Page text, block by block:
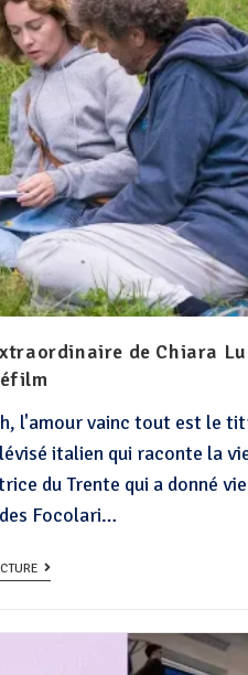
de Chiara
l'amour vainc tout est le
italien qui raconte la
du Trente qui a donné
Focolari…